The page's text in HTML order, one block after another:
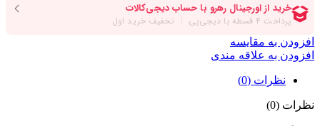
افزودن به مقایسه
افزودن به علاقه مندی
نظرات (0)
نظرات (0)